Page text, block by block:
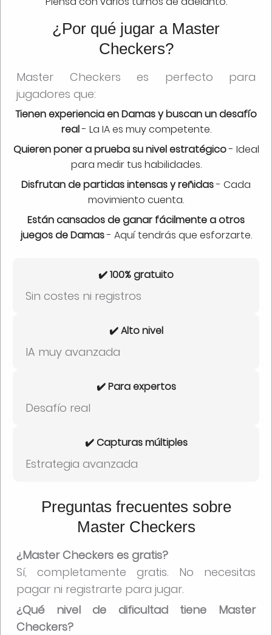
¿Por qué jugar a Master
Checkers?
Master Checkers es perfecto para
jugadores que:
Tienen experiencia en Damas y buscan un desafío
real- La IA es muy competente.
Quieren poner a prueba su nivel estratégico- Ideal
para medir tus habilidades.
Disfrutan de partidas intensas y reñidas- Cada
movimiento cuenta.
Están cansados de ganar fácilmente a otros
juegos de Damas- Aquí tendrás que esforzarte.
✔️ 100% gratuito
Sin costes ni registros
✔️ Alto nivel
IA muy avanzada
✔️ Para expertos
Desafío real
✔️ Capturas múltiples
Estrategia avanzada
Preguntas frecuentes sobre
Master Checkers
¿Master Checkers es gratis?
Sí, completamente gratis. No necesitas
pagar ni registrarte para jugar.
¿Qué nivel de dificultad tiene Master
Checkers?